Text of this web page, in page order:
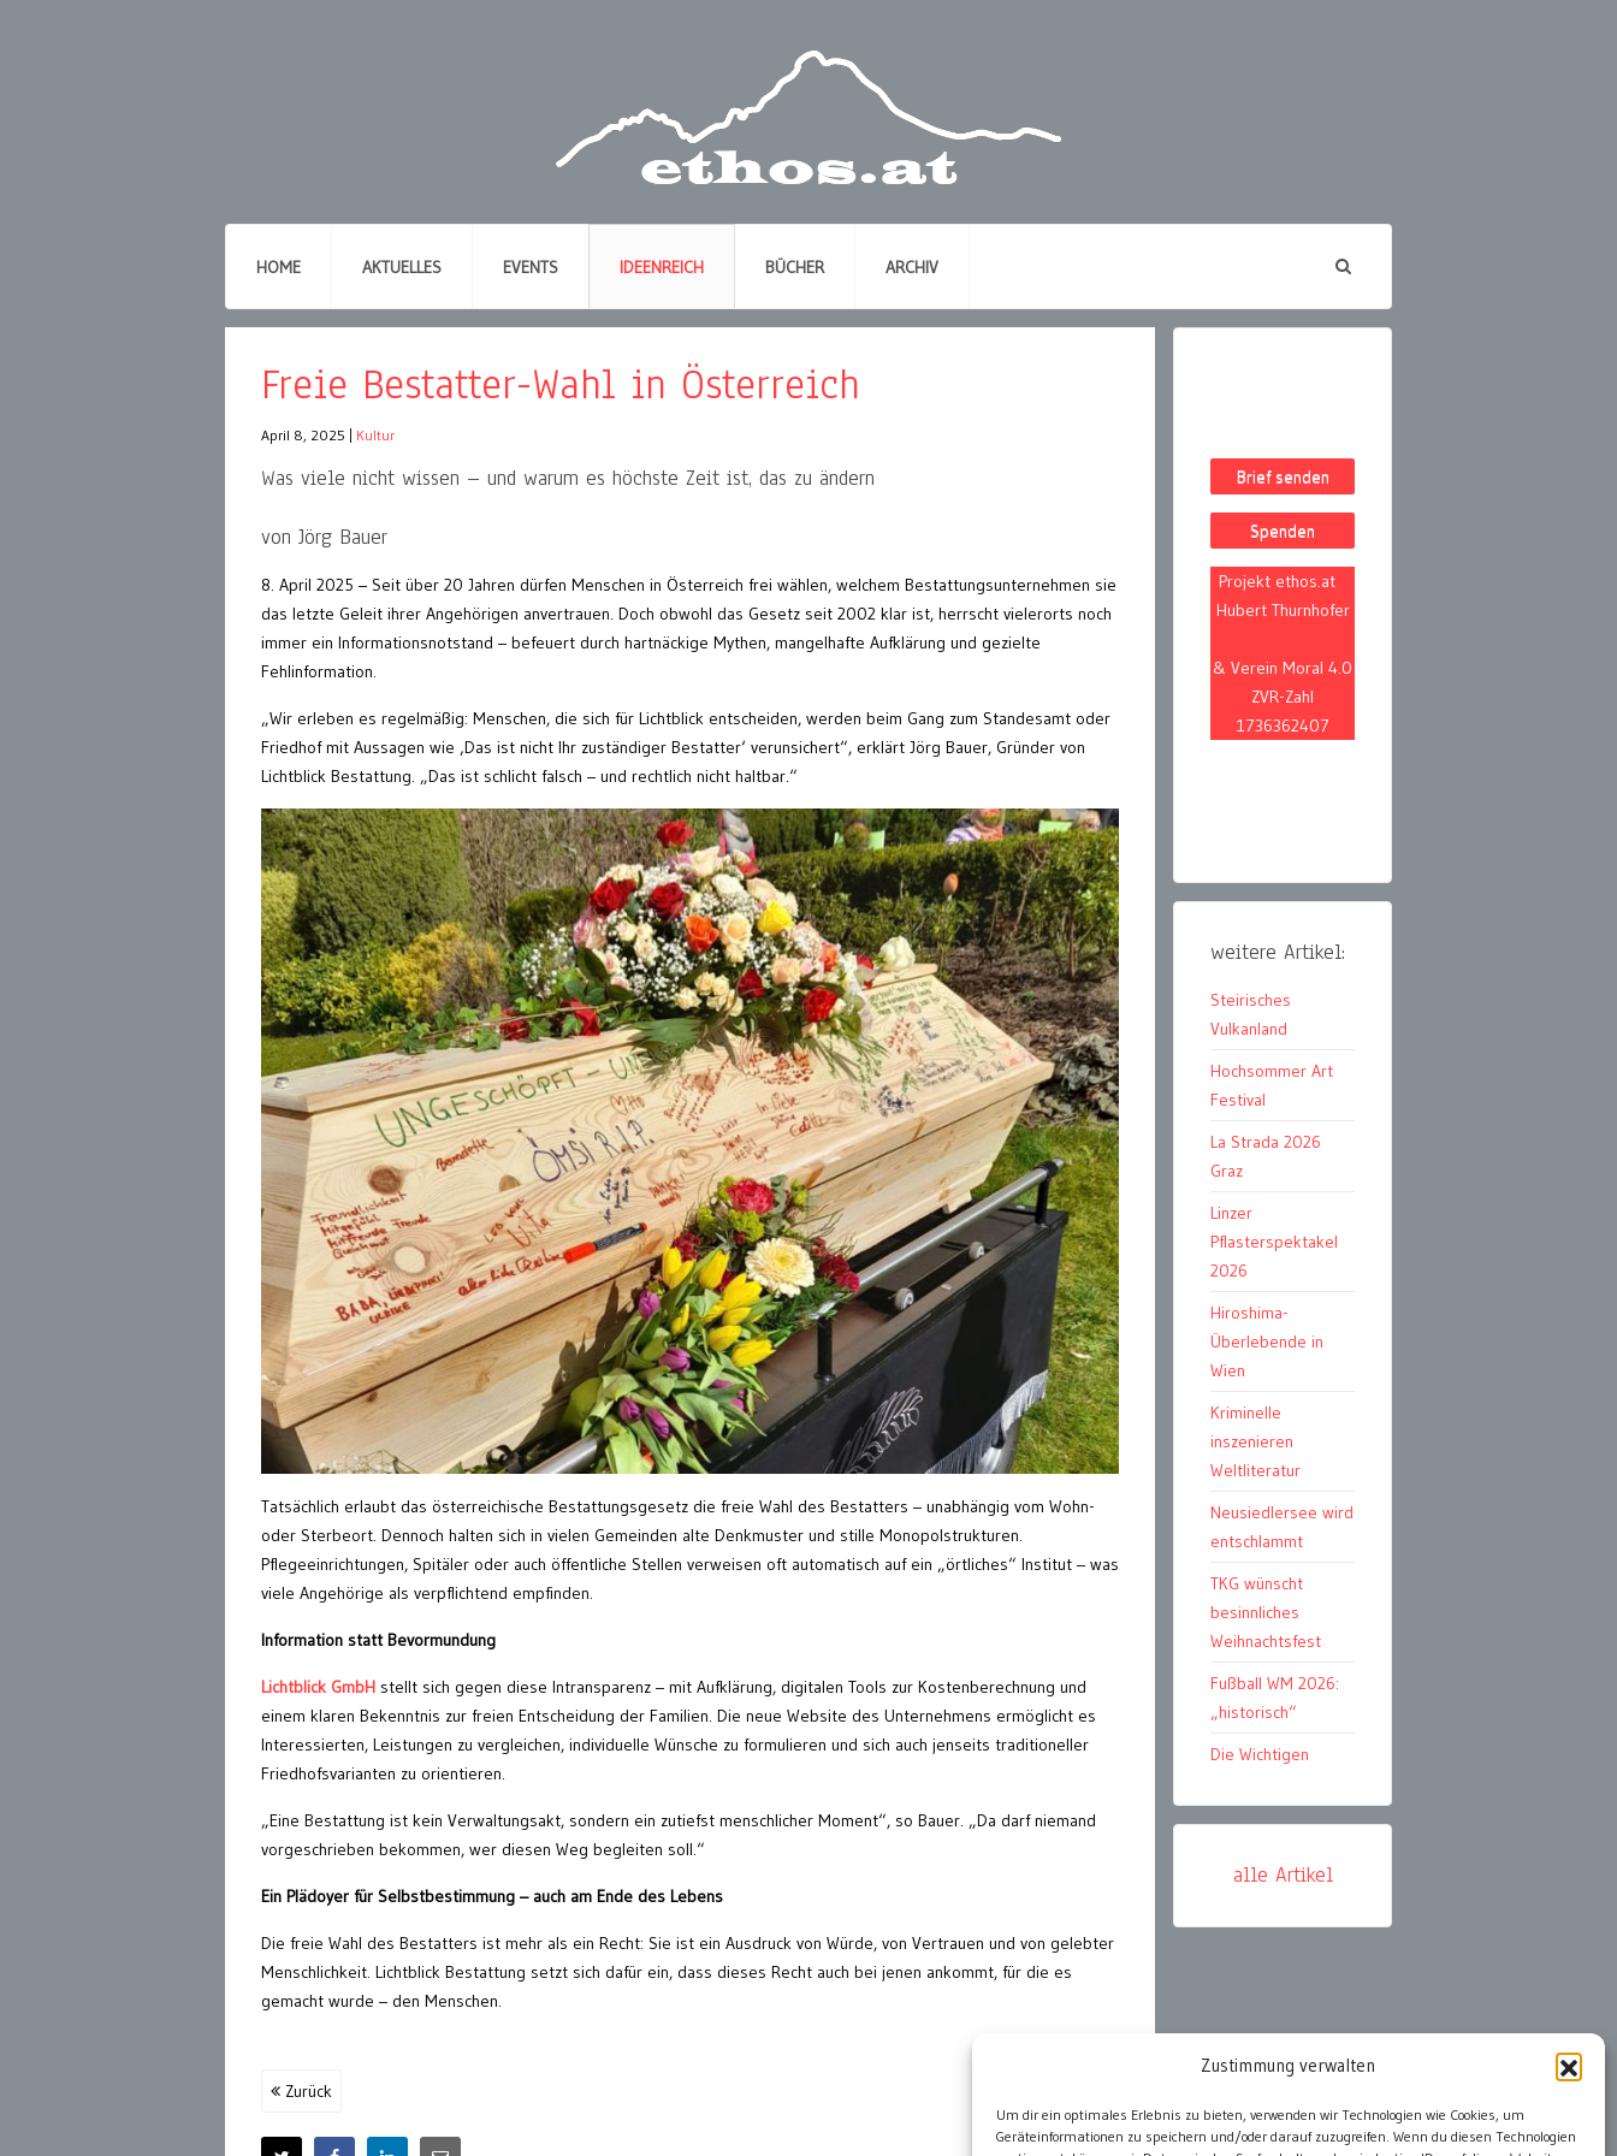
Zustimmung verwalten
Um dir ein optimales Erlebnis zu bieten, verwenden wir Technologien wie Cookies, um
Geräteinformationen zu speichern und/oder darauf zuzugreifen. Wenn du diesen Technologien
HOME AKTUELLES EVENTS IDEENREICH BÜCHER ARCHIV
Freie Bestatter-Wahl in Österreich
April 8, 2025 Kultur
Was viele nicht wissen – und warum es höchste Zeit ist, das zu ändern
von Jörg Bauer
8. April 2025 – Seit über 20 Jahren dürfen Menschen in Österreich frei wählen, welchem Bestattungsunternehmen sie
das letzte Geleit ihrer Angehörigen anvertrauen. Doch obwohl das Gesetz seit 2002 klar ist, herrscht vielerorts noch
immer ein Informationsnotstand – befeuert durch hartnäckige Mythen, mangelhafte Aufklärung und gezielte
Fehlinformation.
„Wir erleben es regelmäßig: Menschen, die sich für Lichtblick entscheiden, werden beim Gang zum Standesamt oder
Friedhof mit Aussagen wie ‚Das ist nicht Ihr zuständiger Bestatter‘ verunsichert“, erklärt Jörg Bauer, Gründer von
Lichtblick Bestattung. „Das ist schlicht falsch – und rechtlich nicht haltbar.“
Tatsächlich erlaubt das österreichische Bestattungsgesetz die freie Wahl des Bestatters – unabhängig vom Wohn-
oder Sterbeort. Dennoch halten sich in vielen Gemeinden alte Denkmuster und stille Monopolstrukturen.
Pflegeeinrichtungen, Spitäler oder auch öffentliche Stellen verweisen oft automatisch auf ein „örtliches“ Institut – was
viele Angehörige als verpflichtend empfinden.
Information statt Bevormundung
Lichtblick GmbH stellt sich gegen diese Intransparenz – mit Aufklärung, digitalen Tools zur Kostenberechnung und
einem klaren Bekenntnis zur freien Entscheidung der Familien. Die neue Website des Unternehmens ermöglicht es
Interessierten, Leistungen zu vergleichen, individuelle Wünsche zu formulieren und sich auch jenseits traditioneller
Friedhofsvarianten zu orientieren.
„Eine Bestattung ist kein Verwaltungsakt, sondern ein zutiefst menschlicher Moment“, so Bauer. „Da darf niemand
vorgeschrieben bekommen, wer diesen Weg begleiten soll.“
Ein Plädoyer für Selbstbestimmung – auch am Ende des Lebens
Die freie Wahl des Bestatters ist mehr als ein Recht: Sie ist ein Ausdruck von Würde, von Vertrauen und von gelebter
Menschlichkeit. Lichtblick Bestattung setzt sich dafür ein, dass dieses Recht auch bei jenen ankommt, für die es
gemacht wurde – den Menschen.
Zurück
Brief senden
Spenden
Projekt ethos.at
Hubert Thurnhofer
& Verein Moral 4.0
ZVR-Zahl
1736362407
weitere Artikel:
Steirisches
Vulkanland
Hochsommer Art
Festival
La Strada 2026
Graz
Linzer
Pflasterspektakel
2026
Hiroshima-
Überlebende in
Wien
Kriminelle
inszenieren
Weltliteratur
Neusiedlersee wird
entschlammt
TKG wünscht
besinnliches
Weihnachtsfest
Fußball WM 2026:
„historisch“
Die Wichtigen
alle Artikel